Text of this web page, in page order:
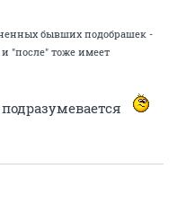
бывших подобрашек -
"после" тоже имеет